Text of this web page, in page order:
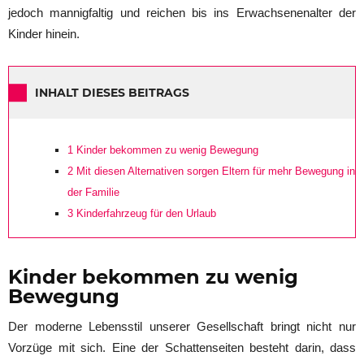
jedoch mannigfaltig und reichen bis ins Erwachsenenalter der
Kinder hinein.
INHALT DIESES BEITRAGS
1 Kinder bekommen zu wenig Bewegung
2 Mit diesen Alternativen sorgen Eltern für mehr Bewegung in
der Familie
3 Kinderfahrzeug für den Urlaub
Kinder bekommen zu wenig
Bewegung
Der moderne Lebensstil unserer Gesellschaft bringt nicht nur
Vorzüge mit sich. Eine der Schattenseiten besteht darin, dass